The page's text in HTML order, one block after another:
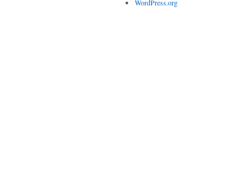
WordPress.org